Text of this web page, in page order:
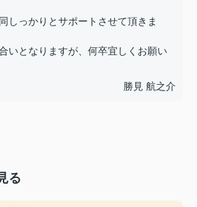
しっかりとサポートさせて頂きま
いとなりますが、何卒宜しくお願い
勝見 航之介
る